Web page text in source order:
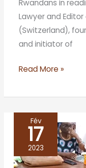
Rwandans in
Lawyer and Editor
(Switzerland),
and initiator of
Read More »
Fév
17
2023
CAFES
LITTERAIRES